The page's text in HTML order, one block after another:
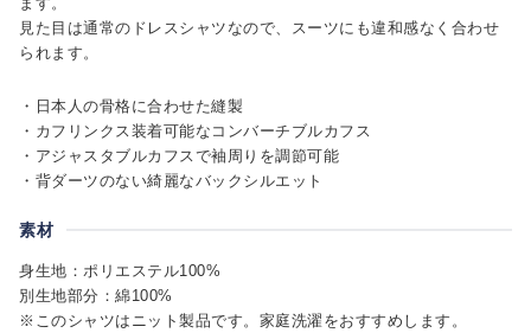
見た目は通常のドレスシャツなので、スーツにも違和感なく合わせ
られます。
・日本人の骨格に合わせた縫製
・カフリンクス装着可能なコンバーチブルカフス
・アジャスタブルカフスで袖周りを調節可能
・背ダーツのない綺麗なバックシルエット
素材
身生地：ポリエステル100%
別生地部分：綿100%
※このシャツはニット製品です。家庭洗濯をおすすめします。